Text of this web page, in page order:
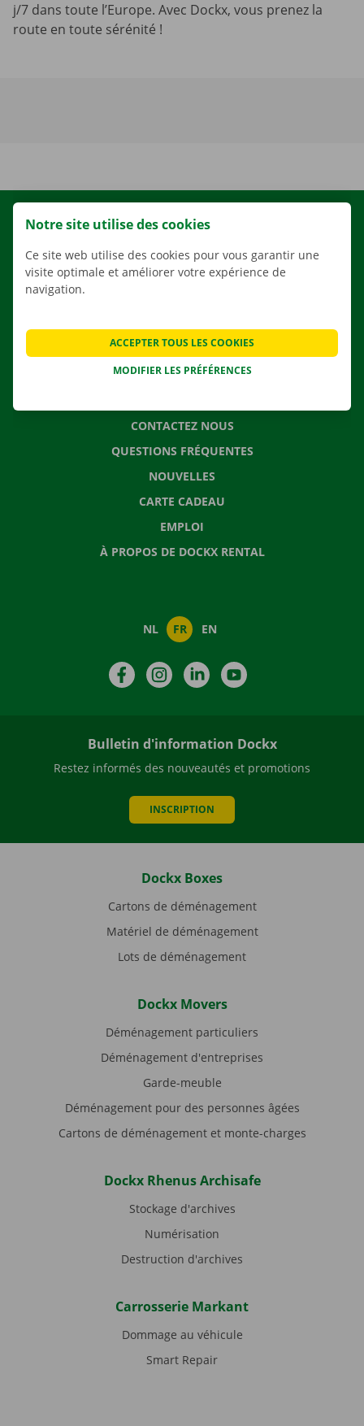
j/7 dans toute l’Europe. Avec Dockx, vous prenez la
route en toute sérénité !
LOCATION
NOS VÉHICULES
NOS SERVICES
SOLUTIONS DE DÉMÉNAGEMENT
CONTACTEZ NOUS
QUESTIONS FRÉQUENTES
NOUVELLES
CARTE CADEAU
EMPLOI
À PROPOS DE DOCKX RENTAL
NL FR EN
FacebookInstagramLinkedIn
Bulletin d'information Dockx
Restez informés des nouveautés et promotions
INSCRIPTION
Dockx Boxes
Cartons de déménagement
Matériel de déménagement
Lots de déménagement
Dockx Movers
Déménagement particuliers
Déménagement d'entreprises
Garde-meuble
Déménagement pour des personnes âgées
Cartons de déménagement et monte-charges
Dockx Rhenus Archisafe
Stockage d'archives
Numérisation
Destruction d'archives
Carrosserie Markant
Dommage au véhicule
Smart Repair
Notre site utilise des cookies
Ce site web utilise des cookies pour vous garantir une
visite optimale et améliorer votre expérience de
navigation.
MODIFIER LES PRÉFÉRENCES
ACCEPTER TOUS LES COOKIES